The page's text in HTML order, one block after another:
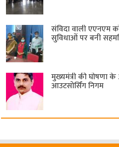
संविदा वाली एएनएम
सुविधाओं पर बनी
मुख्यमंत्री की घोषणा
आउटसोर्सिंग निगम